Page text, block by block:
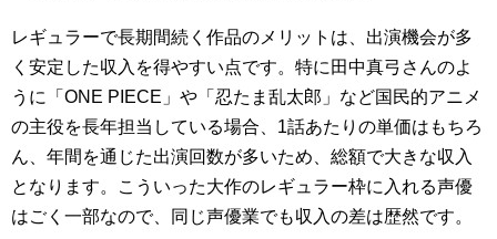
レギュラーで長期間続く作品のメリットは、出演機会が多
く安定した収入を得やすい点です。特に田中真弓さんのよ
うに「ONE PIECE」や「忍たま乱太郎」など国民的アニメ
の主役を長年担当している場合、1話あたりの単価はもちろ
ん、年間を通じた出演回数が多いため、総額で大きな収入
となります。こういった大作のレギュラー枠に入れる声優
はごく一部なので、同じ声優業でも収入の差は歴然です。